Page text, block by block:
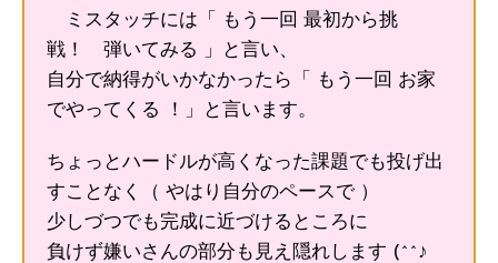
ミスタッチには「 もう一回 最初から挑
戦！ 弾いてみる 」と言い、
自分で納得がいかなかったら「 もう一回 お家
でやってくる ！」と言います。
ちょっとハードルが高くなった課題でも投げ出
すことなく（ やはり自分のペースで ）
少しづつでも完成に近づけるところに
負けず嫌いさんの部分も見え隠れします (^^♪